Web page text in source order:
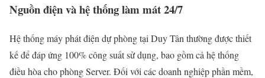
Nguồn điện và hệ thống làm mát 24/7
Hệ thống máy phát điện dự phòng tại Duy Tân thường được thiết
kế để đáp ứng 100% công suất sử dụng, bao gồm cả hệ thống
điều hòa cho phòng Server. Đối với các doanh nghiệp phần mềm,